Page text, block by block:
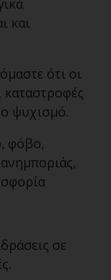
και
ότι οι
καταστροφές
ψυχισμό.
φόβο,
σε